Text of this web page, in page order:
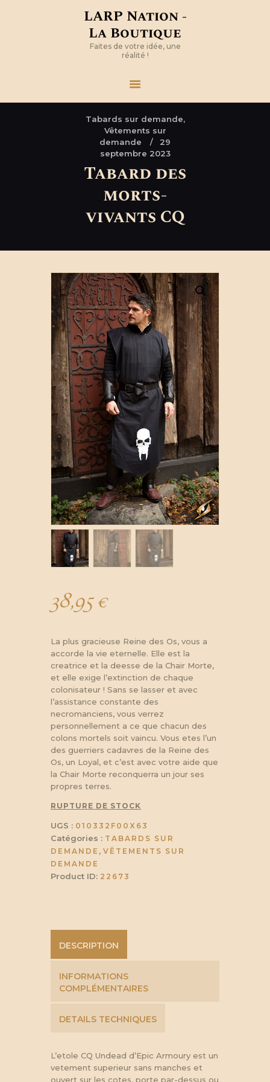
LARP Nation -
La Boutique
Faites de votre idée, une
réalité !
Tabards sur demande,
Vêtements sur
demande
29
septembre 2023
Tabard des
morts-
vivants CQ
38,95€
La plus gracieuse Reine des Os, vous a
accorde la vie eternelle. Elle est la
creatrice et la deesse de la Chair Morte,
et elle exige l’extinction de chaque
colonisateur ! Sans se lasser et avec
l’assistance constante des
necromanciens, vous verrez
personnellement a ce que chacun des
colons mortels soit vaincu. Vous etes l’un
des guerriers cadavres de la Reine des
Os, un Loyal, et c’est avec votre aide que
la Chair Morte reconquerra un jour ses
propres terres.
RUPTURE DE STOCK
UGS : 010332F00X63
Catégories : TABARDS SUR
DEMANDE , VÊTEMENTS SUR
DEMANDE
Product ID: 22673
DESCRIPTION
INFORMATIONS
COMPLÉMENTAIRES
DETAILS TECHNIQUES
L’etole CQ Undead d’Epic Armoury est un
vetement superieur sans manches et
ouvert sur les cotes, porte par-dessus ou